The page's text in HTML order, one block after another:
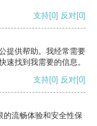
支持[0] 反对[0]
提供帮助。我经常需要
速找到我需要的信息。
支持[0] 反对[0]
的流畅体验和安全性保